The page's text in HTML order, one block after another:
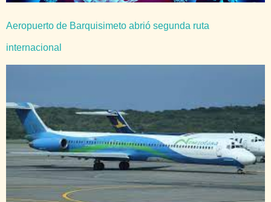
Aeropuerto de Barquisimeto abrió segunda ruta
internacional